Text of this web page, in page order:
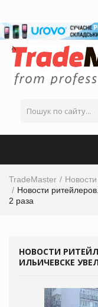
TradeMaster
Новости
2 раза
НОВОСТИ
ИЛЬИЧЕВСКЕ